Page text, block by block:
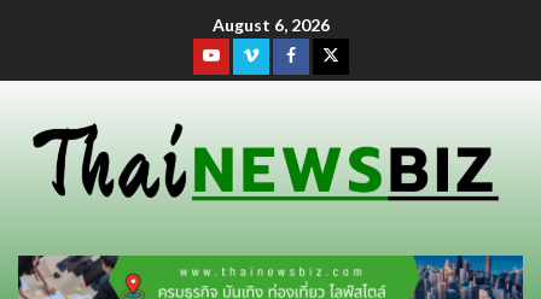
August 6, 2026